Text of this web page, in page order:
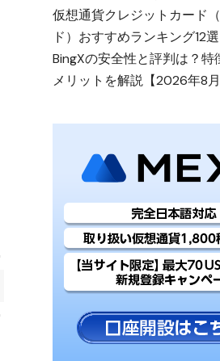
仮想通貨クレジットカード
ド）おすすめランキング12
BingXの安全性と評判は？
メリットを解説【2026年8月